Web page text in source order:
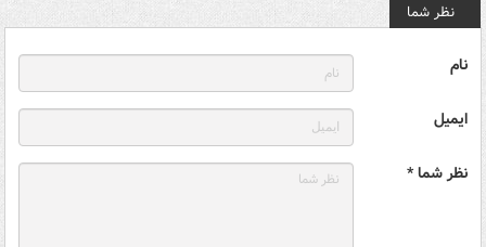
نظر شما
نام
ایمیل
نظر شما *